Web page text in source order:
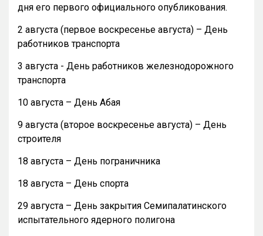
дня его первого официального опубликования.
2 августа (первое воскресенье августа) – День
работников транспорта
3 августа - День работников железнодорожного
транспорта
10 августа – День Абая
9 августа (второе воскресенье августа) – День
строителя
18 августа – День пограничника
18 августа – День спорта
29 августа – День закрытия Семипалатинского
испытательного ядерного полигона